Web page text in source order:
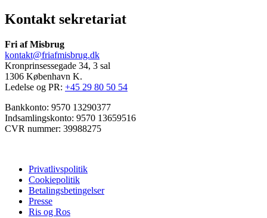
Kontakt sekretariat
Fri af Misbrug
kontakt@friafmisbrug.dk
Kronprinsessegade 34, 3 sal
1306 København K.
Ledelse og PR: +45 29 80 50 54
Bankkonto: 9570 13290377
Indsamlingskonto: 9570 13659516
CVR nummer: 39988275
Privatlivspolitik
Cookiepolitik
Betalingsbetingelser
Presse
Ris og Ros